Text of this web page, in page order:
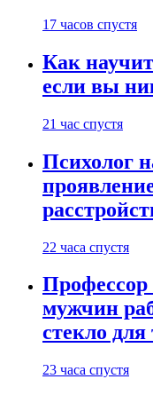
17 часов спустя
Как
если вы
21 час спустя
Психолог
22 часа спустя
Профессор
мужчин
стекло
23 часа спустя